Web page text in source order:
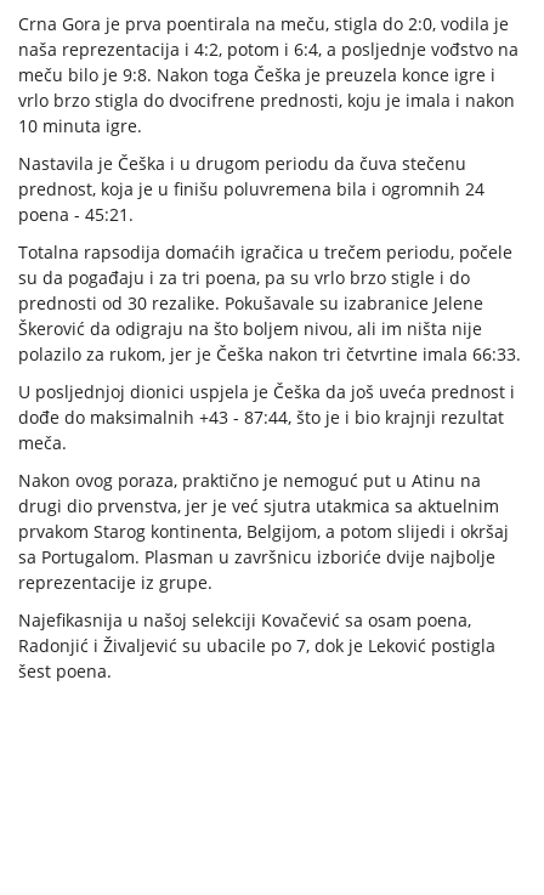
Crna Gora je prva poentirala na meču, stigla do 2:0, vodila je
naša reprezentacija i 4:2, potom i 6:4, a posljednje vođstvo na
meču bilo je 9:8. Nakon toga Češka je preuzela konce igre i
vrlo brzo stigla do dvocifrene prednosti, koju je imala i nakon
10 minuta igre.
Nastavila je Češka i u drugom periodu da čuva stečenu
prednost, koja je u finišu poluvremena bila i ogromnih 24
poena - 45:21.
Totalna rapsodija domaćih igračica u trečem periodu, počele
su da pogađaju i za tri poena, pa su vrlo brzo stigle i do
prednosti od 30 rezalike. Pokušavale su izabranice Jelene
Škerović da odigraju na što boljem nivou, ali im ništa nije
polazilo za rukom, jer je Češka nakon tri četvrtine imala 66:33.
U posljednjoj dionici uspjela je Češka da još uveća prednost i
dođe do maksimalnih +43 - 87:44, što je i bio krajnji rezultat
meča.
Nakon ovog poraza, praktično je nemoguć put u Atinu na
drugi dio prvenstva, jer je već sjutra utakmica sa aktuelnim
prvakom Starog kontinenta, Belgijom, a potom slijedi i okršaj
sa Portugalom. Plasman u završnicu izboriće dvije najbolje
reprezentacije iz grupe.
Najefikasnija u našoj selekciji Kovačević sa osam poena,
Radonjić i Živaljević su ubacile po 7, dok je Leković postigla
šest poena.